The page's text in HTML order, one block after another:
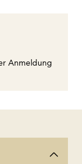
Anmeldung